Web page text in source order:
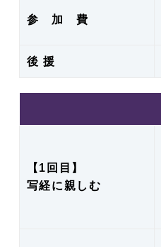
参 加 費
後 援
【1回目】
写経に親しむ